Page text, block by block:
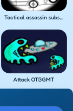
Tactical assassin substratum
Attack OTBGMT